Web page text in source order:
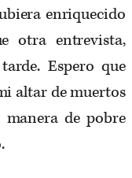
enriquecido
otra entrevista,
Espero que
altar de muertos
de pobre